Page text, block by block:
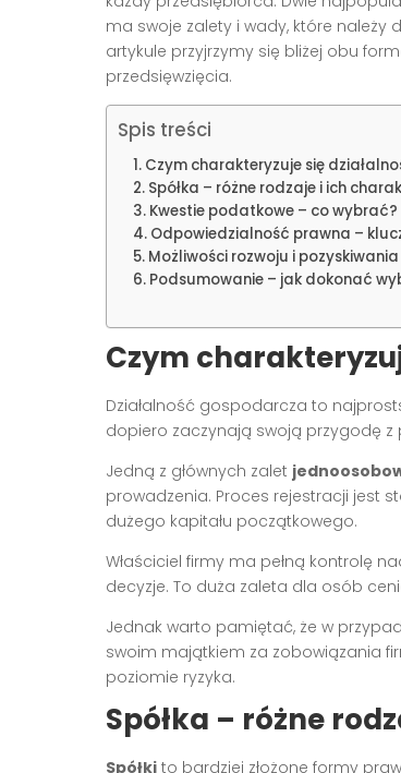
ma swoje zalety i wady, które należy
artykule przyjrzymy się bliżej obu
przedsięwzięcia.
Spis treści
Czym charakteryzuje się
Spółka – różne rodzaje i ich
Kwestie podatkowe – co wybrać?
Odpowiedzialność prawna –
Możliwości rozwoju i
Podsumowanie – jak dokonać
Czym
Działalność gospodarcza to
dopiero zaczynają swoją przygodę
Jedną z głównych zalet
prowadzenia. Proces rejestracji jest
dużego kapitału początkowego.
Właściciel firmy ma pełną kontrolę
decyzje. To duża zaleta dla osób
Jednak warto pamiętać, że w
swoim majątkiem za zobowiązania
poziomie ryzyka.
Spółka – różne
Spółki to bardziej złożone formy